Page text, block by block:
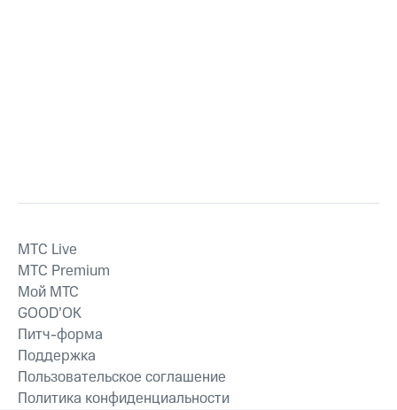
MTС Live
MTС Premium
Мой МТС
GOOD’OK
Питч-форма
Поддержка
Пользовательское соглашение
Политика конфиденциальности